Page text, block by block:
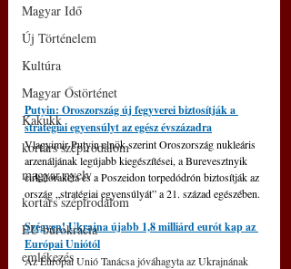
Magyar Idő
Új Történelem
Kultúra
Magyar Őstörténet
Kakukk
kortárs szépirodalom
magyar nyelv
kortárs szépirodalom
EU bürokrácia
emlékezés
Putyin: Oroszország új fegyverei biztosítják a
stratégiai egyensúlyt az egész évszázadra
Vlagyimir Putyin elnök szerint Oroszország nukleáris
arzenáljának legújabb kiegészítései, a Burevesztnyik
cirkálórakéta és a Poszeidon torpedódrón biztosítják az
ország „stratégiai egyensúlyát” a 21. század egészében.
Szégyen! Ukrajna újabb 1,8 milliárd eurót kap az
Európai Uniótól
Az Európai Unió Tanácsa jóváhagyta az Ukrajnának